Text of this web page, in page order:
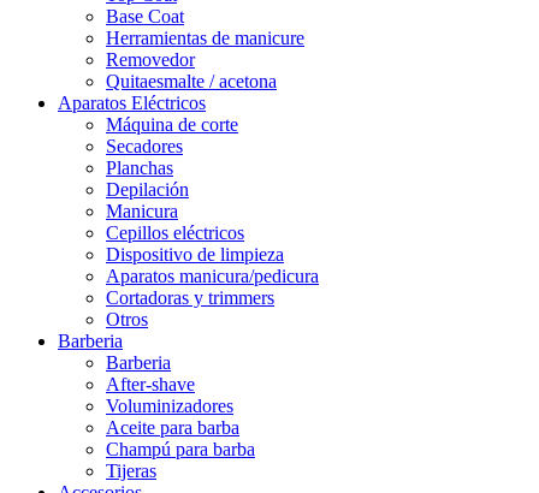
Base Coat
Herramientas de manicure
Removedor
Quitaesmalte / acetona
Aparatos Eléctricos
Máquina de corte
Secadores
Planchas
Depilación
Manicura
Cepillos eléctricos
Dispositivo de limpieza
Aparatos manicura/pedicura
Cortadoras y trimmers
Otros
Barberia
Barberia
After-shave
Voluminizadores
Aceite para barba
Champú para barba
Tijeras